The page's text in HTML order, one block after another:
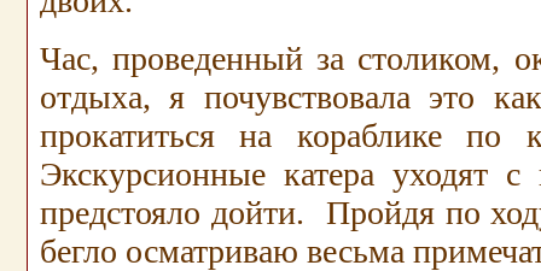
Час, проведенный за столиком,
отдыха, я почувствовала это
прокатиться на кораблике по
Экскурсионные катера уходят
предстояло дойти. Пройдя по
бегло осматриваю весьма